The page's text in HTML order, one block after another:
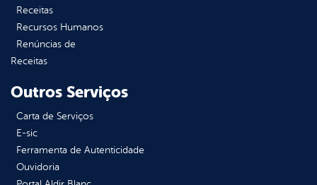
Receitas
Recursos Humanos
Renúncias de
Receitas
Outros Serviços
Carta de Serviços
E-sic
Ferramenta de Autenticidade
Ouvidoria